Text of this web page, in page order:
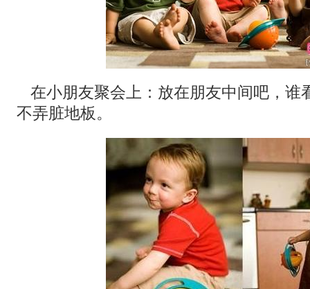
在小朋友聚会上：放在朋友中间吧，谁
不弄脏地板。